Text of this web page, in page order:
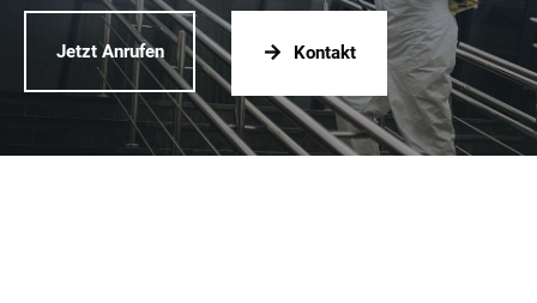
Jetzt Anrufen Kontakt